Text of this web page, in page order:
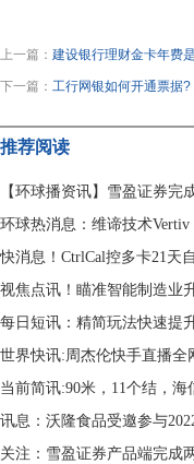
上一篇： 建设银行理财金卡年费
下一篇： 工行网银如何开通票据
推荐阅读
【环球播资讯】雪盈证券
环球热消息：维谛技术
快消息！CtrlCal控多卡21天
视焦点讯！瞄准智能制造业
每日短讯：精简玩法快速提
世界快讯:周杰伦快手直播全
当前简讯:90米，11个结，
讯息：沃隆食品受邀参与
关注：雪盈证券产品端完成